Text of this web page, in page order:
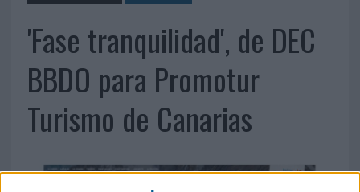
'Fase tranquilidad', de DEC
BBDO para Promotur
Turismo de Canarias